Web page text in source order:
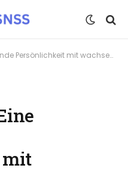
mit wachsender Aufmerksamkeit